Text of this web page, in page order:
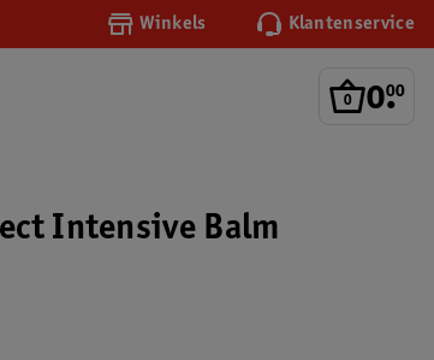
Winkels Klantenservice
0.
00
Intensive Balm